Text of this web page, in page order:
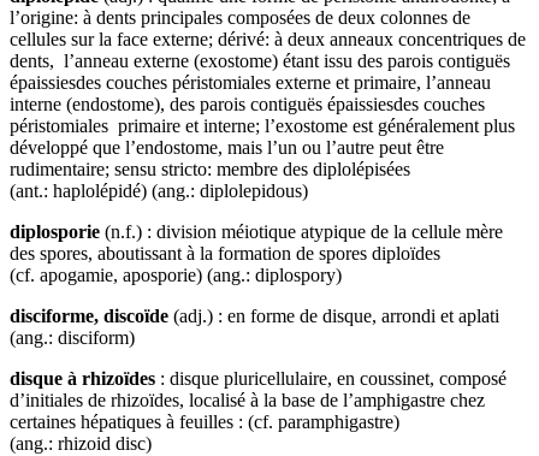
l’origine: à dents principales composées de deux colonnes de
cellules sur la face externe; dérivé: à deux anneaux concentriques de
dents, l’anneau externe (exostome) étant issu des parois contiguës
épaissiesdes couches péristomiales externe et primaire, l’anneau
interne (endostome), des parois contiguës épaissiesdes couches
péristomiales primaire et interne; l’exostome est généralement plus
développé que l’endostome, mais l’un ou l’autre peut être
rudimentaire; sensu stricto: membre des diplolépisées
(ant.: haplolépidé) (ang.: diplolepidous)
diplosporie (n.f.) : division méiotique atypique de la cellule mère
des spores, aboutissant à la formation de spores diploïdes
(cf. apogamie, aposporie) (ang.: diplospory)
disciforme, discoïde (adj.) : en forme de disque, arrondi et aplati
(ang.: disciform)
disque à rhizoïdes : disque pluricellulaire, en coussinet, composé
d’initiales de rhizoïdes, localisé à la base de l’amphigastre chez
certaines hépatiques à feuilles : (cf. paramphigastre)
(ang.: rhizoid disc)